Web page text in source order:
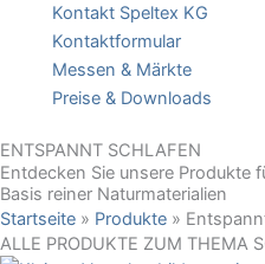
Kontakt Speltex KG
Kontaktformular
Messen & Märkte
Preise & Downloads
ENTSPANNT SCHLAFEN
Entdecken Sie unsere Produkte
Basis reiner Naturmaterialien
Startseite » Produkte »
ALLE PRODUKTE ZUM THEMA